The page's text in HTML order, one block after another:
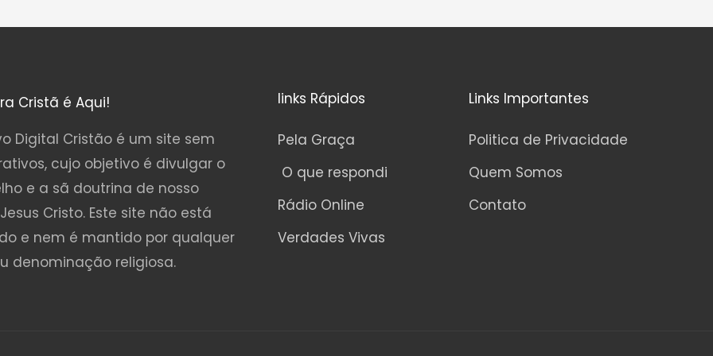
Cristã é Aqui!
Digital Cristão é um site sem
cujo objetivo é divulgar o
e a sã doutrina de nosso
Cristo. Este site não está
e nem é mantido por qualquer
denominação religiosa.
links Rápidos
Pela Graça
O que respondi
Rádio Online
Verdades Vivas
Links Importantes
Politica de Privacidade
Quem Somos
Contato